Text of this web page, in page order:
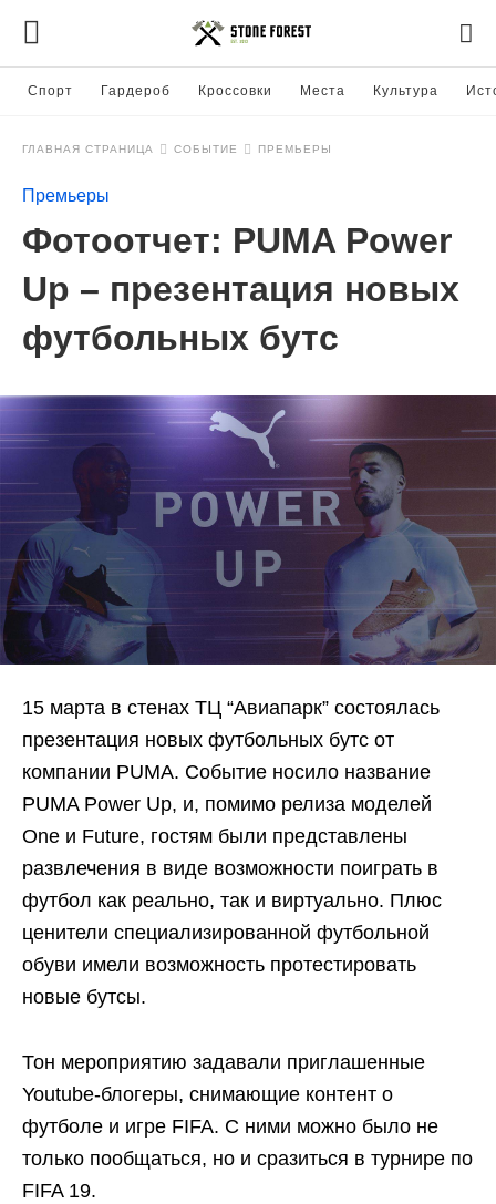
Спорт Гардероб Кроссовки Места Культура
ГЛАВНАЯ СТРАНИЦА СОБЫТИЕ ПРЕМЬЕРЫ
Премьеры
Фотоотчет: PUMA Power
Up – презентация новых
футбольных бутс
15 марта в стенах ТЦ “Авиапарк” состоялась
презентация новых футбольных бутс от
компании PUMA. Событие носило название
PUMA Power Up, и, помимо релиза моделей
One и Future, гостям были представлены
развлечения в виде возможности поиграть в
футбол как реально, так и виртуально. Плюс
ценители специализированной футбольной
обуви имели возможность протестировать
новые бутсы.
Тон мероприятию задавали приглашенные
Youtube-блогеры, снимающие контент о
футболе и игре FIFA. С ними можно было не
только пообщаться, но и сразиться в турнире по
FIFA 19.